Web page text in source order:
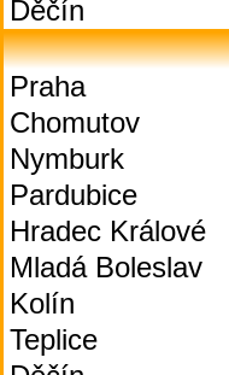
Děčín
Praha
Chomutov
Nymburk
Pardubice
Hradec Králové
Mladá Boleslav
Kolín
Teplice